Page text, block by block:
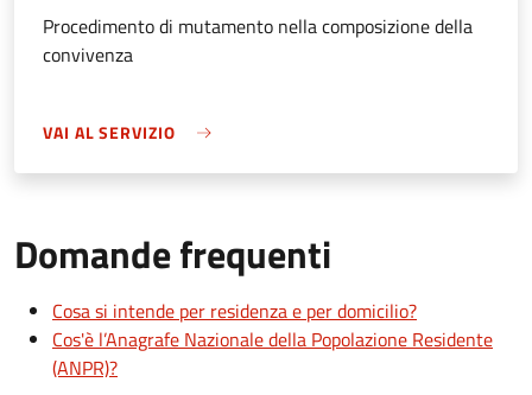
Procedimento di mutamento nella composizione della
convivenza
VAI AL SERVIZIO
Domande frequenti
Cosa si intende per residenza e per domicilio?
Cos'è l’Anagrafe Nazionale della Popolazione Residente
(ANPR)?